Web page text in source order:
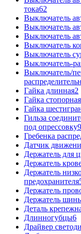
тока62
Выключатель
Выключатель
Выключатель
Выключатель
Выключатель
Выключатель-
Выключатель/
Гайка длинная2
Гайка стопорная
Гайка
Гильза
под опрессовку9
Гребенка
Датчик
Держатель для
Держатель
Держатель
предохранителя
Держатель
Держатель
Деталь
Длинногубцы6
Драйвер